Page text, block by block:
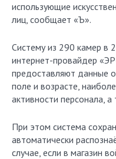
использующие
лиц, сообщает «Ъ».
Систему из 290 камер в
интернет-провайдер
предоставляют данные
поле и возрасте,
активности персонала,
При этом система
автоматически
случае, если в магазин